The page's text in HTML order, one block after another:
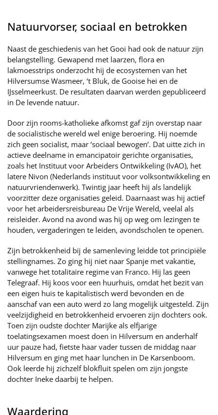
Natuurvorser, sociaal en betrokken
Naast de geschiedenis van het Gooi had ook de natuur zijn
belangstelling. Gewapend met laarzen, flora en
lakmoesstrips onderzocht hij de ecosystemen van het
Hilversumse Wasmeer, ‘t Bluk, de Gooise hei en de
IJsselmeerkust. De resultaten daarvan werden gepubliceerd
in De levende natuur.
Door zijn rooms-katholieke afkomst gaf zijn overstap naar
de socialistische wereld wel enige beroering. Hij noemde
zich geen socialist, maar ‘sociaal bewogen’. Dat uitte zich in
actieve deelname in emancipatoir gerichte organisaties,
zoals het Instituut voor Arbeiders Ontwikkeling (IvAO), het
latere Nivon (Nederlands instituut voor volksontwikkeling en
natuurvriendenwerk). Twintig jaar heeft hij als landelijk
voorzitter deze organisaties geleid. Daarnaast was hij actief
voor het arbeidersreisbureau De Vrije Wereld, veelal als
reisleider. Avond na avond was hij op weg om lezingen te
houden, vergaderingen te leiden, avondscholen te openen.
Zijn betrokkenheid bij de samenleving leidde tot principiële
stellingnames. Zo ging hij niet naar Spanje met vakantie,
vanwege het totalitaire regime van Franco. Hij las geen
Telegraaf. Hij koos voor een huurhuis, omdat het bezit van
een eigen huis te kapitalistisch werd bevonden en de
aanschaf van een auto werd zo lang mogelijk uitgesteld. Zijn
veelzijdigheid en betrokkenheid ervoeren zijn dochters ook.
Toen zijn oudste dochter Marijke als elfjarige
toelatingsexamen moest doen in Hilversum en anderhalf
uur pauze had, fietste haar vader tussen de middag naar
Hilversum en ging met haar lunchen in De Karsenboom.
Ook leerde hij zichzelf blokfluit spelen om zijn jongste
dochter Ineke daarbij te helpen.
Waardering